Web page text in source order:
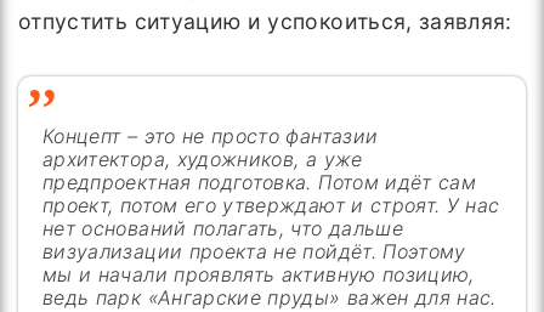
отпустить ситуацию и успокоиться, заявляя:
Концепт – это не просто фантазии
архитектора, художников, а уже
предпроектная подготовка. Потом идёт сам
проект, потом его утверждают и строят. У нас
нет оснований полагать, что дальше
визуализации проекта не пойдёт. Поэтому
мы и начали проявлять активную позицию,
ведь парк «Ангарские пруды» важен для нас.